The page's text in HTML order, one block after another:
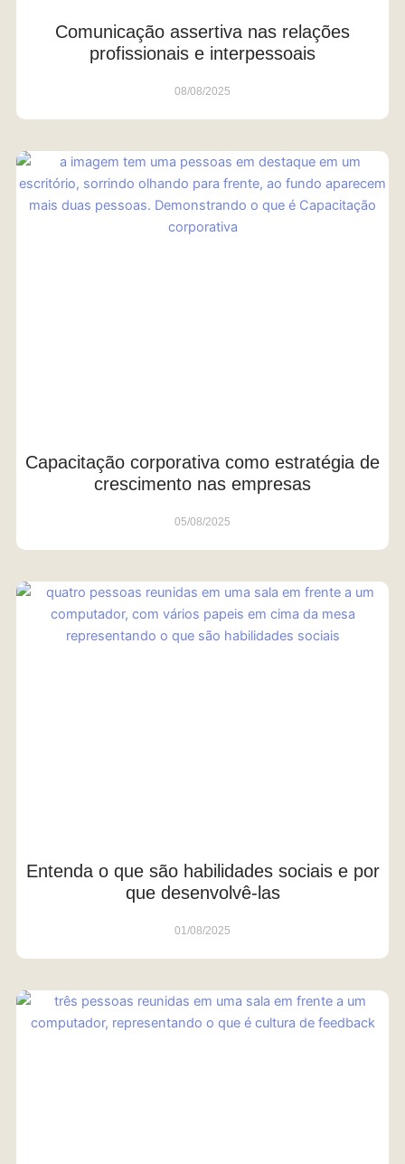
Comunicação assertiva nas relações
profissionais e interpessoais
08/08/2025
Capacitação corporativa como estratégia de
crescimento nas empresas
05/08/2025
Entenda o que são habilidades sociais e por
que desenvolvê-las
01/08/2025